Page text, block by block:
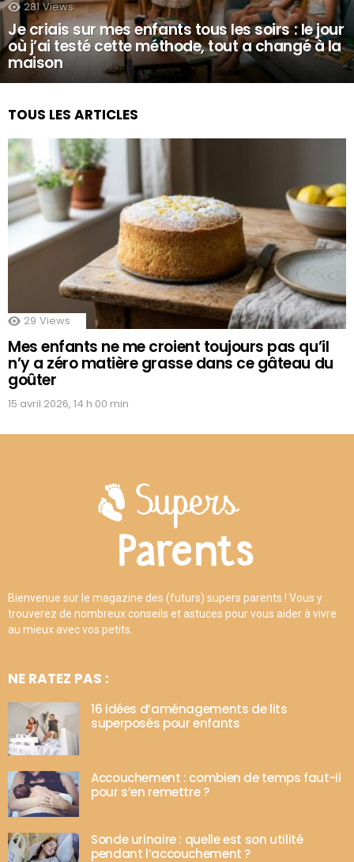
281 Views
Je criais sur mes enfants tous les soirs : le jour
où j’ai testé cette méthode, tout a changé à la
maison
TOUS LES ARTICLES
29 Views
Mes enfants ne me croient toujours pas qu’il
n’y a zéro matière grasse dans ce gâteau du
goûter
15 avril 2026, 14 h 00 min
Bienvenue sur le magazine des (futurs) supers parents ! Vous y
trouverez de nombreux conseils et astuces pour vous aider à vivre
au mieux avec vos petits.
NE RATEZ PAS :
16 idées d’aménagements de lits
superposés pour enfants
Accouchement : combien de temps faut-il
pour s’en remettre ?
Sonde urinaire : quelle est son utilité
pendant l’accouchement ?